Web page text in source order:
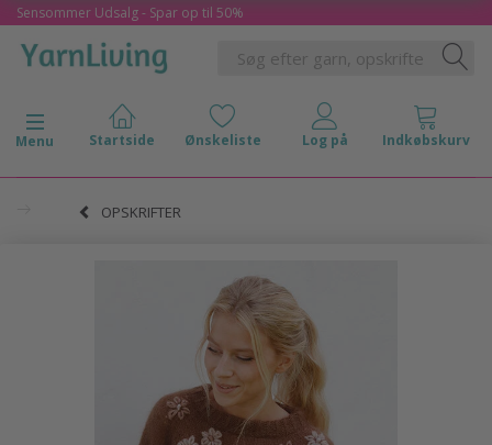
Sensommer Udsalg - Spar op til 50%
Skifte navigation
Menu
OPSKRIFTER